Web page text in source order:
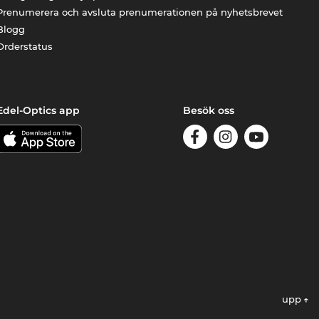
och avsluta prenumerationen på nyhetsbrevet
Optics app Besök oss
upp